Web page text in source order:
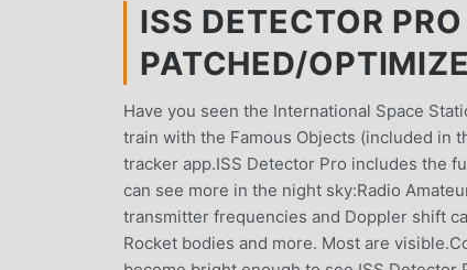
ISS DETECTOR
PATCHED/
Have you seen the International Space
train with the Famous Objects (included in
tracker app.ISS Detector Pro includes the
can see more in the night sky:Radio
transmitter frequencies and Doppler shift
Rocket bodies and more. Most are